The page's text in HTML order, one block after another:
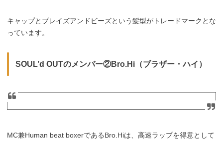
キャップとブレイズアンドビーズという髪型がトレードマークとな
っています。
SOUL’d OUTのメンバー②Bro.Hi（ブラザー・ハイ）
MC兼Human beat boxerであるBro.Hiは、高速ラップを得意として